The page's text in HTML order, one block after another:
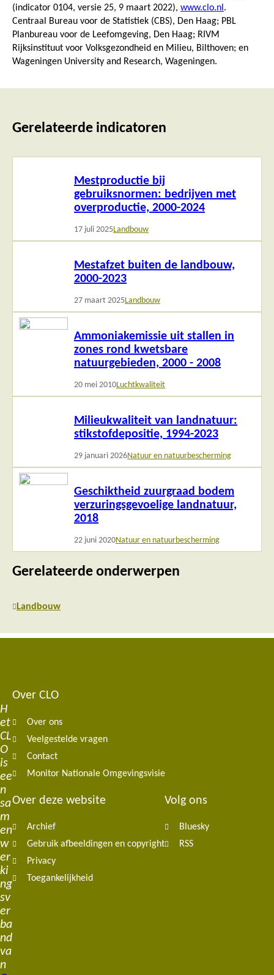
(indicator 0104, versie 25, 9 maart 2022), www.clo.nl .
Centraal Bureau voor de Statistiek (CBS), Den Haag; PBL
Planbureau voor de Leefomgeving, Den Haag; RIVM
Rijksinstituut voor Volksgezondheid en Milieu, Bilthoven; en
Wageningen University and Research, Wageningen.
Gerelateerde indicatoren
Mestproductie bij
gebruiksnormen: bedrijven met
overproductie, 2000-2024
17 juli 2025Landbouw
Mestafzet buiten de landbouw,
2000-2023
27 maart 2025Landbouw
Ammoniakemissie uit stallen in
zones rond kwetsbare
natuurgebieden, 2000 - 2008
20 mei 2010Luchtkwaliteit
Lees
Milieukwaliteit van landnatuur:
stikstofdepositie, 1994-2023
29 januari 2026Natuur en natuurbescherming
Geschiktheid zuurgraad bodem
verzuringsgevoelige landnatuur,
2018
22 juni 2020Natuur en natuurbescherming
Lees
Gerelateerde onderwerpen
Landbouw
H
et
CL
O
is
ee
n
sa
m
en
w
er
ki
ng
sv
er
ba
nd
va
n
Footer
navigation
Over CLO
Over ons
Veelgestelde vragen
Contact
Monitor Nationale Omgevingsvisie
Over deze website
Archief
Gebruik afbeeldingen en copyright
Privacy
Toegankelijkheid
Volg ons
Bluesky
RSS